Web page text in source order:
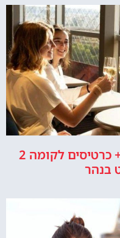
ארוחת ערב במגדל אייפל + כרטיסים לקומה 2
בנהר